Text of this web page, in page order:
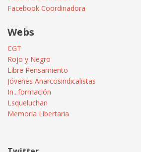
Facebook Coordinadora
Webs
CGT
Rojo y Negro
Libre Pensamiento
Jóvenes Anarcosindicalistas
In...formación
Lsqueluchan
Memoria Libertaria